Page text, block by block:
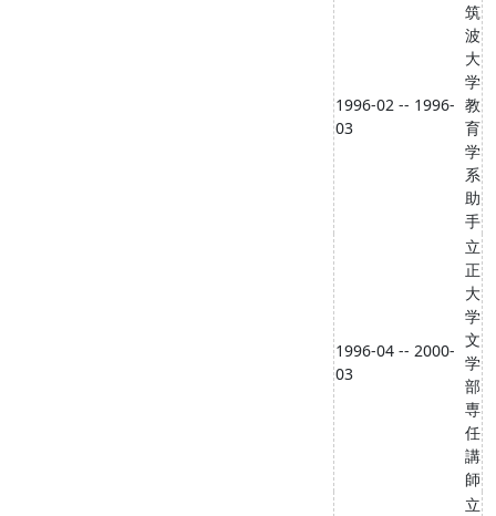
1996-02 -- 1996-
03
筑
波
大
学
教
育
学
系
助
手
1996-04 -- 2000-
03
立
正
大
学
文
学
部
専
任
講
師
立